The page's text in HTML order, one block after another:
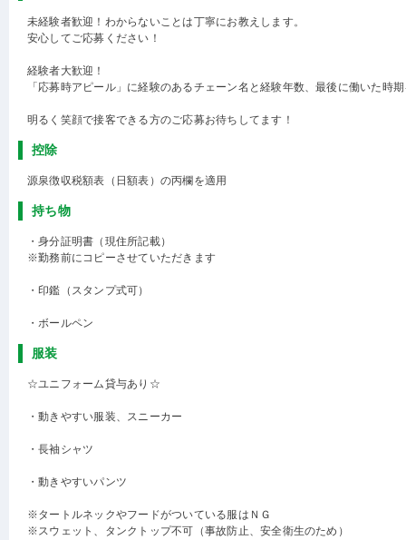
未経験者歓迎！わからないことは丁寧にお教えします。
安心してご応募ください！
経験者大歓迎！
「応募時アピール」に経験のあるチェーン名と経験年数、最後に働いた時
明るく笑顔で接客できる方のご応募お待ちしてます！
控除
源泉徴収税額表（日額表）の丙欄を適用
持ち物
・身分証明書（現住所記載）
※勤務前にコピーさせていただきます
・印鑑（スタンプ式可）
・ボールペン
服装
☆ユニフォーム貸与あり☆
・動きやすい服装、スニーカー
・長袖シャツ
・動きやすいパンツ
※タートルネックやフードがついている服はＮＧ
※スウェット、タンクトップ不可（事故防止、安全衛生のため）